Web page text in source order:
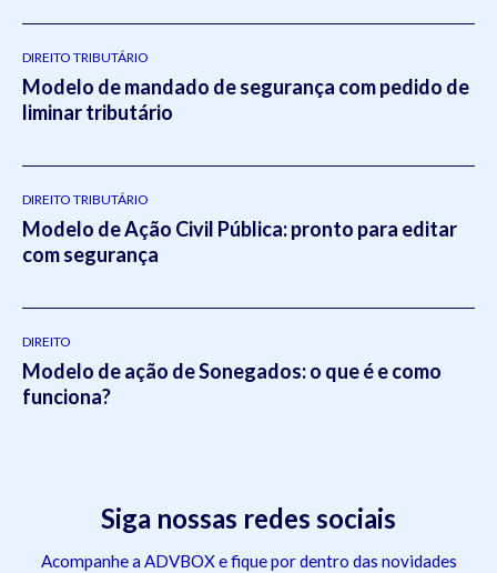
DIREITO TRIBUTÁRIO
Modelo de mandado de segurança com pedido de
liminar tributário
DIREITO TRIBUTÁRIO
Modelo de Ação Civil Pública: pronto para editar
com segurança
DIREITO
Modelo de ação de Sonegados: o que é e como
funciona?
Siga nossas redes sociais
Acompanhe a ADVBOX e fique por dentro das novidades